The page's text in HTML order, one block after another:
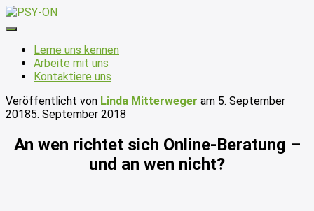
Navigation
umschaltenLerne uns kennen
Arbeite mit uns
Kontaktiere uns
Veröffentlicht von Linda Mitterweger am 5. September
20185. September 2018
An wen richtet sich Online-Beratung –
und an wen nicht?